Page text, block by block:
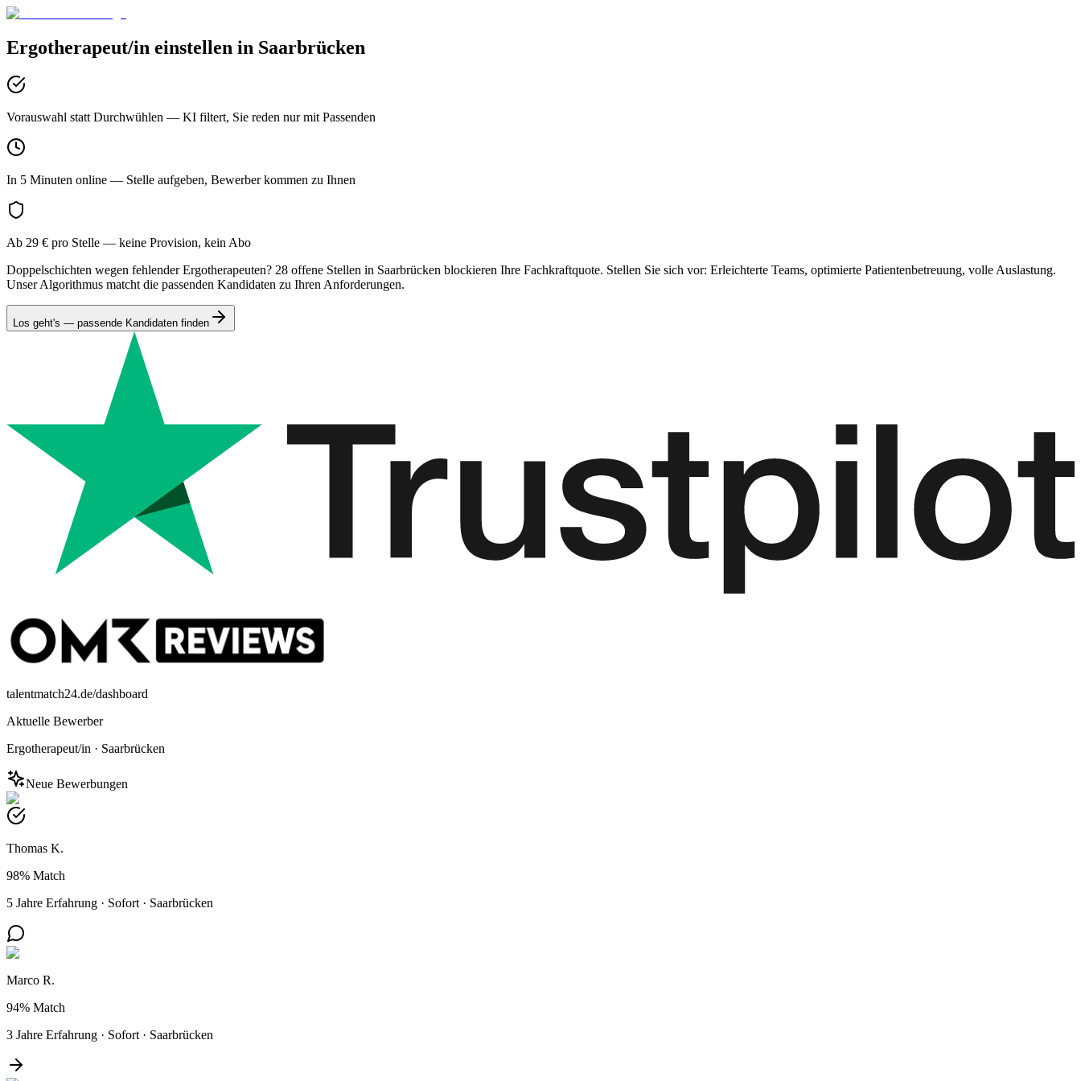
Ergotherapeut/in einstellen in Saarbrücken
Vorauswahl statt Durchwühlen — KI filtert, Sie reden nur mit Passenden
In 5 Minuten online — Stelle aufgeben, Bewerber kommen zu Ihnen
Ab 29 € pro Stelle — keine Provision, kein Abo
Doppelschichten wegen fehlender Ergotherapeuten? 28 offene Stellen in Saarbrücken blockieren Ihre Fachkraftquote. Stellen Sie sich vor: Erleichterte Teams, optimierte Patientenbetreuung, volle Auslastung.
Unser Algorithmus matcht die passenden Kandidaten zu Ihren Anforderungen.
Los geht's — passende Kandidaten finden
talentmatch24.de/dashboard
Aktuelle Bewerber
Ergotherapeut/in · Saarbrücken
Neue Bewerbungen
Thomas K.
98% Match
5 Jahre Erfahrung · Sofort · Saarbrücken
Marco R.
94% Match
3 Jahre Erfahrung · Sofort · Saarbrücken